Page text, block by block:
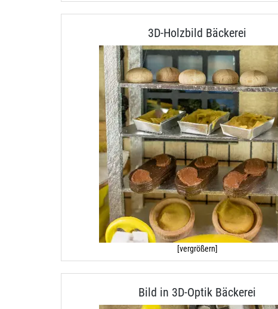
3D-Holzbild Bäckerei
[vergrößern]
Bild in 3D-Optik Bäckerei